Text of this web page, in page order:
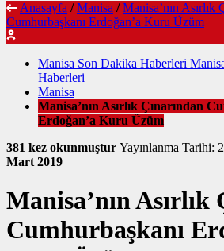
Anasayfa / Manisa / Manisa’nın Asırlık
Cumhurbaşkanı Erdoğan’a Kuru Üzüm
Manisa Son Dakika Haberleri
Haberleri
Manisa
Manisa’nın Asırlık Çınarından
Erdoğan’a Kuru Üzüm
381 kez okunmuştur Yayınlanma Tarihi:
Mart 2019
Manisa’nın Asırlık
Cumhurbaşkanı